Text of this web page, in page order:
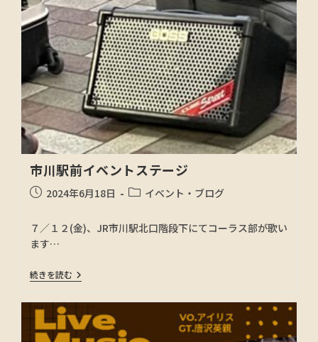
市川駅前イベントステージ
2024年6月18日 イベント・ブログ
７／１２(金)、JR市川駅北口階段下にてコーラス部が歌い
ます…
続きを読む